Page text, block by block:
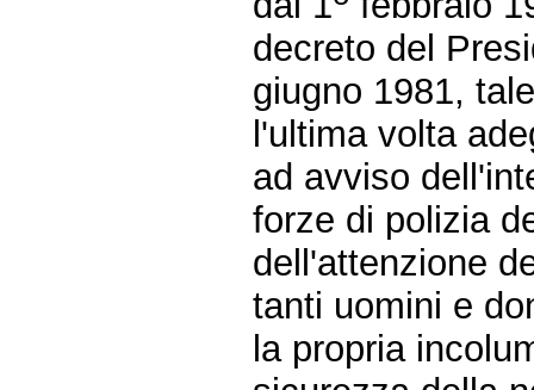
decreto del
giugno 1981,
l'ultima volta
ad avviso
forze di polizia
dell'attenzione
tanti uomini e
la propria